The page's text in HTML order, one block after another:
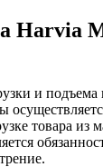
Harvia
и подъема
товара из